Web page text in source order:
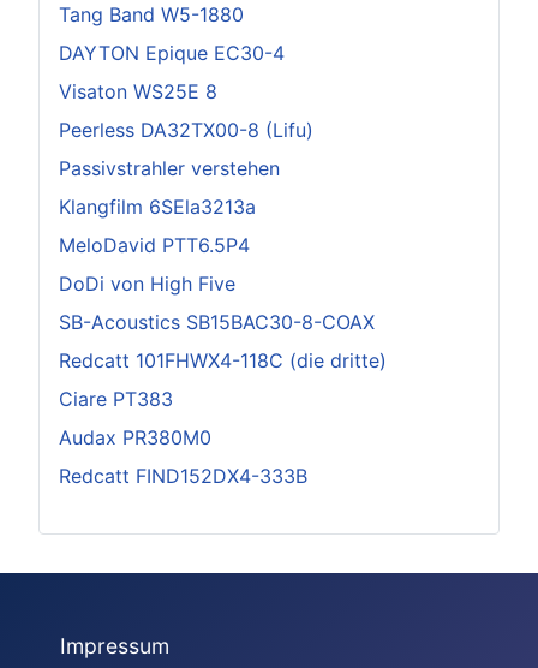
Tang Band W5-1880
DAYTON Epique EC30-4
Visaton WS25E 8
Peerless DA32TX00-8 (Lifu)
Passivstrahler verstehen
Klangfilm 6SEla3213a
MeloDavid PTT6.5P4
DoDi von High Five
SB-Acoustics SB15BAC30-8-COAX
Redcatt 101FHWX4-118C (die dritte)
Ciare PT383
Audax PR380M0
Redcatt FIND152DX4-333B
Impressum